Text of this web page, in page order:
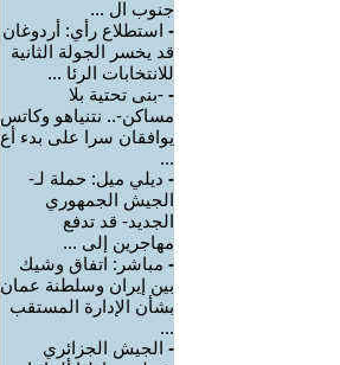
جنوب ال ...
- استطلاع رأي: أردوغان
قد يخسر الجولة الثانية
للانتخابات الرئا ...
- -بنى تحتية بلا
مساكن-.. نتنياهو وكاتس
يوافقان سرا على بدء أع
...
- ديلي ميل: حملة لـ-
الجيش الجمهوري
الجديد- قد تدفع
مهاجرين إلى ...
- مباشر: اتفاق وشيك
بين إيران وسلطنة عمان
بشأن الإدارة المستقب
...
- الجيش الجزائري